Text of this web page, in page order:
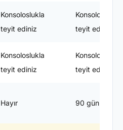
Konsoloslukla
teyit ediniz
Konsoloslukla
teyit ediniz
Konsoloslukla
teyit ediniz
Konsoloslukla
teyit ediniz
Hayır 90 gün